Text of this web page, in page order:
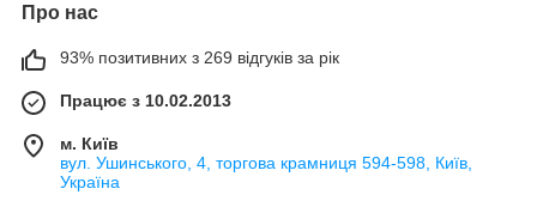
Про нас
93% позитивних з 269 відгуків за рік
Працює з 10.02.2013
м. Київ
вул. Ушинського, 4, торгова крамниця 594-598, Київ,
Україна